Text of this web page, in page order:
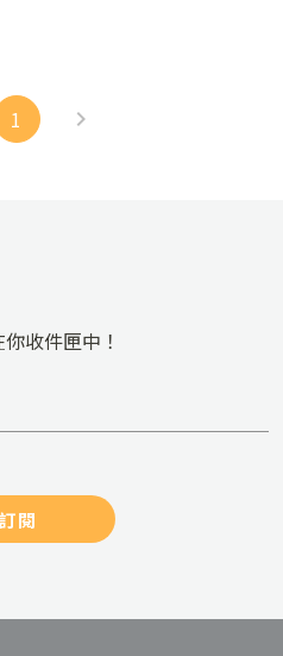
是避免讓別人發現自己是
更害怕被別人發現自己是騙
具備才能，但他們還是無法
成功只是僥倖。 獨來獨往 獨
有學者指出，若童年時受
替症候群的機會也較高。
的研究指出，受到家長嚴
會會較高，因為這可能會
在高壓的環境下難以建立自
藥物治療。這個症狀比較傾
這種想法，我們可以「先承
不必強求每件事都獨力完
1
收件匣中！
訂閱